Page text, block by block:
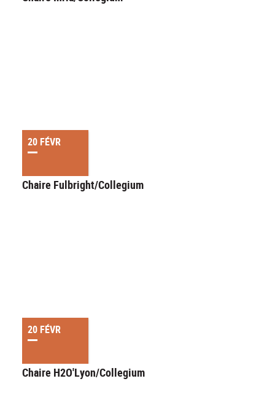
20 FÉVR
Chaire Fulbright/Collegium
20 FÉVR
Chaire H2O'Lyon/Collegium